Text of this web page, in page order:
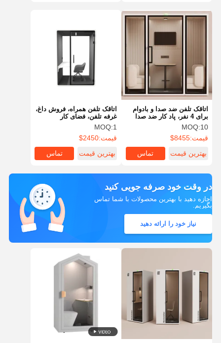
اتاقک تلفن همراه، فروش داغ،
غرفه تلفن، فضای کار
خصوصی، جلسه، خواب، جعبه
اداری قابل حمل
MOQ:1
قیمت:2450$
بهترین قیمت
تماس
اتاقک تلفن ضد صدا و بادوام
برای 4 نفر، پاد کار ضد صدا
MOQ:10
قیمت:8455$
بهترین قیمت
تماس
در وقت خود صرفه جویی کنید
اجازه دهید با بهترین محصولات با شما تماس
بگیریم.
نیاز خود را ارائه دهید